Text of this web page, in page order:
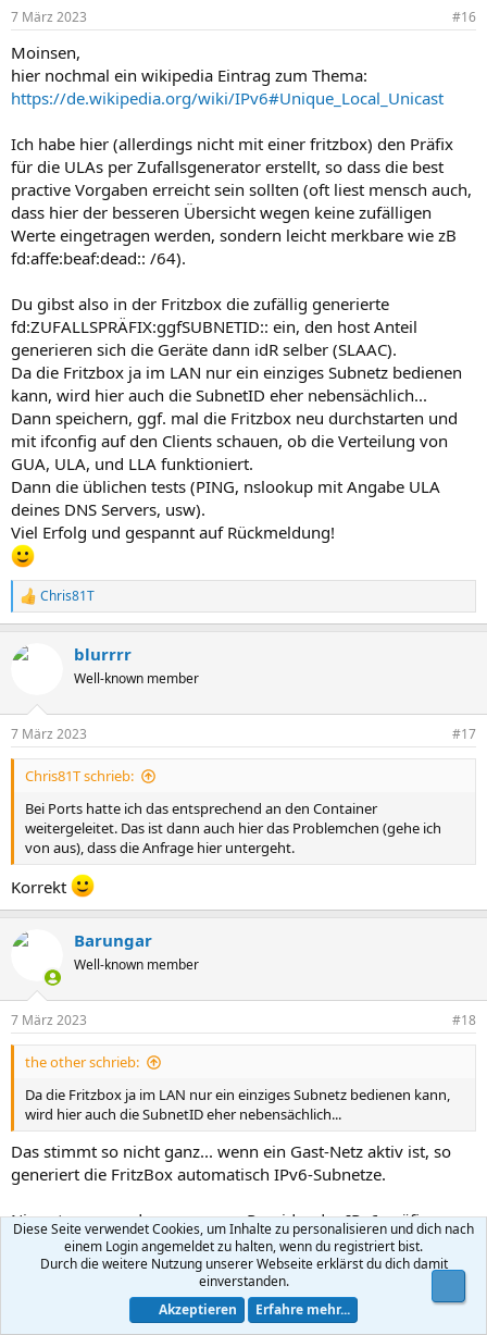
7 März 2023 #16
Moinsen,
hier nochmal ein wikipedia Eintrag zum Thema:
https://de.wikipedia.org/wiki/IPv6#Unique_Local_Unicast
Ich habe hier (allerdings nicht mit einer fritzbox) den Präfix
für die ULAs per Zufallsgenerator erstellt, so dass die best
practive Vorgaben erreicht sein sollten (oft liest mensch auch,
dass hier der besseren Übersicht wegen keine zufälligen
Werte eingetragen werden, sondern leicht merkbare wie zB
fd:affe:beaf:dead:: /64).
Du gibst also in der Fritzbox die zufällig generierte
fd:ZUFALLSPRÄFIX:ggfSUBNETID:: ein, den host Anteil
generieren sich die Geräte dann idR selber (SLAAC).
Da die Fritzbox ja im LAN nur ein einziges Subnetz bedienen
kann, wird hier auch die SubnetID eher nebensächlich...
Dann speichern, ggf. mal die Fritzbox neu durchstarten und
mit ifconfig auf den Clients schauen, ob die Verteilung von
GUA, ULA, und LLA funktioniert.
Dann die üblichen tests (PING, nslookup mit Angabe ULA
deines DNS Servers, usw).
Viel Erfolg und gespannt auf Rückmeldung!
R
e
k
e
n
Chris81T
blurrrr
Well-known member
7 März 2023 #17
Chris81T schrieb:
Bei Ports hatte ich das entsprechend an den Container
weitergeleitet. Das ist dann auch hier das Problemchen (gehe ich
von aus), dass die Anfrage hier untergeht.
Korrekt
Barungar
Well-known member
7 März 2023 #18
the other schrieb:
Da die Fritzbox ja im LAN nur ein einziges Subnetz bedienen kann,
wird hier auch die SubnetID eher nebensächlich...
Das stimmt so nicht ganz... wenn ein Gast-Netz aktiv ist, so
generiert die FritzBox automatisch IPv6-Subnetze.
Nimmt man an, dass man vom Provider das IPv6-präfix
2001:0db8:3764::/48, so macht die FritzBox
2001:0db8:3764:0::/64zum LAN-IPv6-Subnetz und
2001:0db8:3764:1::/64zum Gast-IPv6-Subnetz. Gleiches
gilt analog für die ULA, legt man in der GUI die ULA
Diese Seite verwendet Cookies, um Inhalte zu personalisieren und dich nach
einem Login angemeldet zu halten, wenn du registriert bist.
Durch die weitere Nutzung unserer Webseite erklärst du dich damit
einverstanden.
Akzeptieren
Erfahre mehr...